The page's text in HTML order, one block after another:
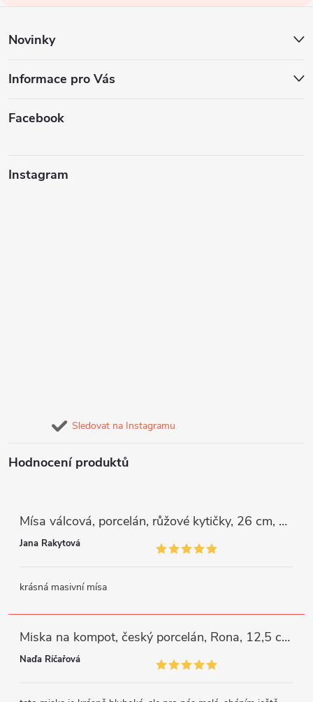
í
Novinky
Informace pro Vás
Facebook
Instagram
Sledovat na Instagramu
Hodnocení produktů
Mísa válcová, porcelán, růžové kytičky, 26 cm, G. Benedikt
Jana Rakytová
krásná masivní mísa
Miska na kompot, český porcelán, Rona, 12,5 cm, bílý, G. Benedikt
Naďa Říčařová